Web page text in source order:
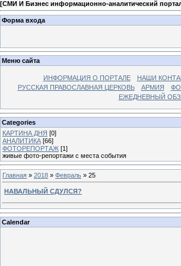
[СМИ И Бизнес информационно-аналитический
Форма входа
Меню сайта
ИНФОРМАЦИЯ О ПОРТАЛЕ НАШИ
РУССКАЯ ПРАВОСЛАВНАЯ ЦЕРКОВЬ
АРМИЯ
ЕЖЕДНЕВНЫЙ
Categories
КАРТИНА ДНЯ [0]
АНАЛИТИКА [66]
ФОТОРЕПОРТАЖ [1]
живые фото-репортажи с места события
Главная » 2018 » Февраль » 25
НАВАЛЬНЫЙ СДУЛСЯ?
Calendar